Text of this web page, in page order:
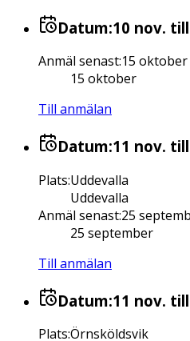
Datum:10 nov.
Anmäl senast:15 oktober
15 oktober
Till anmälan
Datum:11 nov.
Plats:Uddevalla
Uddevalla
Anmäl senast:25
25 september
Till anmälan
Datum:11 nov.
Plats:Örnsköldsvik